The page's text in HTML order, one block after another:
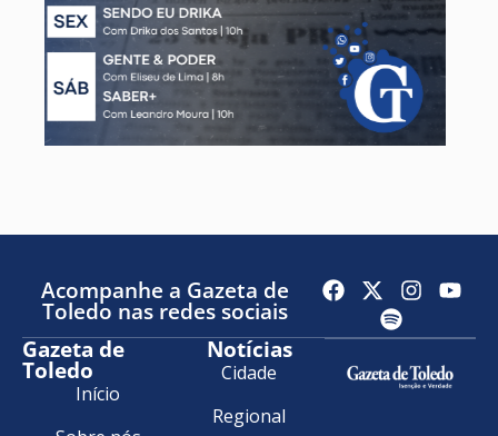
Acompanhe a Gazeta de
Toledo nas redes sociais
Gazeta de
Toledo
Início
Notícias
Cidade
Regional